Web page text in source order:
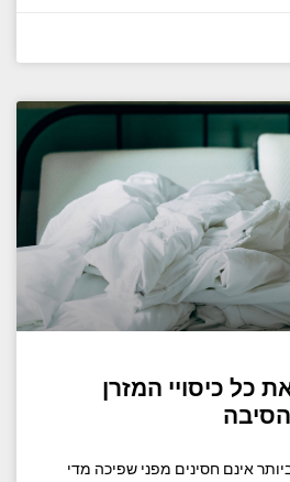
כל כיסויי המזרן
אינם חסינים מפני שפיכה מדי